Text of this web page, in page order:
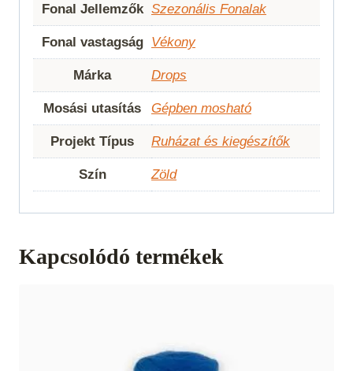
Fonal Jellemzők Szezonális Fonalak
Fonal vastagság Vékony
Márka Drops
Mosási utasítás Gépben mosható
Projekt Típus Ruházat és kiegészítők
Szín Zöld
Kapcsolódó termékek